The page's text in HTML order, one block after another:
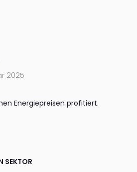
2025
Energiepreisen profitiert.
SEKTOR